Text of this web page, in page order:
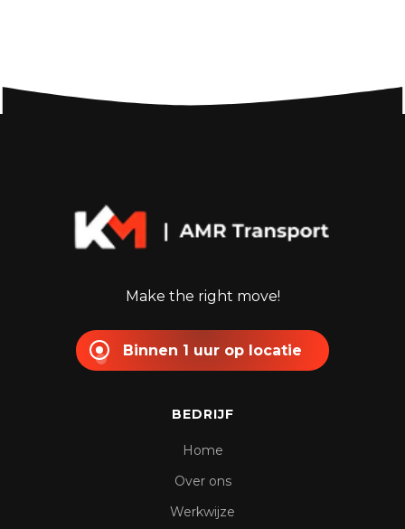
Make the right move!
Binnen 1 uur op locatie
BEDRIJF
Home
Over ons
Werkwijze